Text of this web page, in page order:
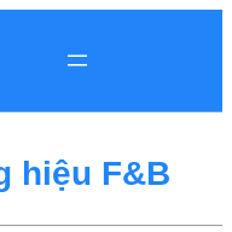
hiệu F&B